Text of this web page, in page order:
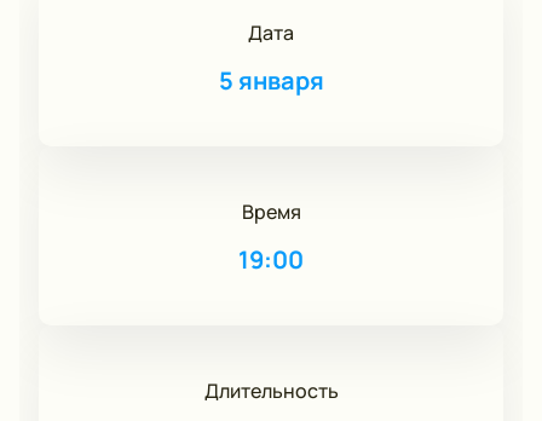
Дата
5 января
Время
19:00
Длительность